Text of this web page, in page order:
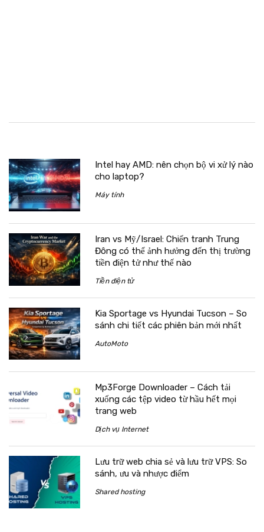
Intel hay AMD: nên chọn bộ vi xử lý nào
cho laptop?
Máy tính
Iran vs Mỹ/Israel: Chiến tranh Trung
Đông có thể ảnh hưởng đến thị trường
tiền điện tử như thế nào
Tiền điện tử
Kia Sportage vs Hyundai Tucson – So
sánh chi tiết các phiên bản mới nhất
AutoMoto
Mp3Forge Downloader – Cách tải
xuống các tệp video từ hầu hết mọi
trang web
Dịch vụ Internet
Lưu trữ web chia sẻ và lưu trữ VPS: So
sánh, ưu và nhược điểm
Shared hosting